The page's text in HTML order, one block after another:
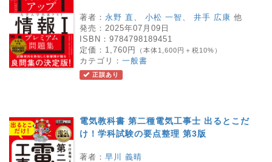
著者： 永野 直 小松 一智 井手 広康 他
発売： 2025年07月09日
ISBN： 9784798189451
定価： 1,760円 （本体1,600円＋税10%）
カテゴリ： 一般書
正誤あり
電気教科書 第二種電気工事士 出るとこだ
け！学科試験の要点整理 第3版
著者： 早川 義晴